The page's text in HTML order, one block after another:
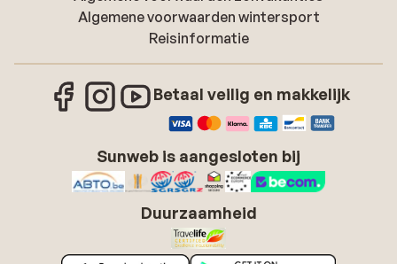
Algemene voorwaarden wintersport
Reisinformatie
Betaal veilig en makkelijk
Sunweb is aangesloten bij
Duurzaamheid